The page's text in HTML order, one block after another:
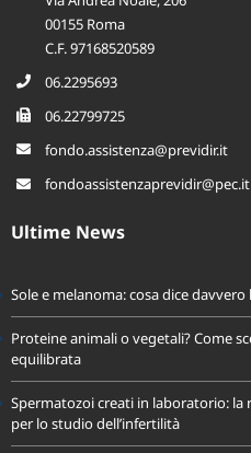
Sede legale:
Via Andrea Noale, 206
00155 Roma
C.F. 97168520589
06.2295693
06.22799725
fondo.assistenza@previdir.it
Proteine animali o vegetali? Come
Spermatozoi creati in laboratorio: la